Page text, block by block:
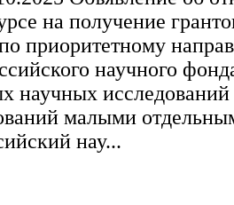
на получение
приоритетному
научного
научных
малыми
нау...